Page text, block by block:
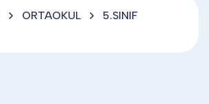
ORTAOKUL
5.SINIF